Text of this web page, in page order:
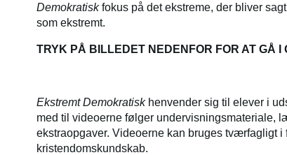
Demokratiskfokus på det ekstreme, der bliver
som ekstremt.
TRYK PÅ BILLEDET NEDENFOR FOR AT GÅ I
Ekstremt Demokratiskhenvender sig til elever i
med til videoerne følger undervisningsmateriale,
ekstraopgaver. Videoerne kan bruges tværfagligt
kristendomskundskab.